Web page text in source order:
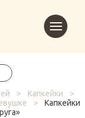
в
корзину
> Капкейки
>
>
Капкейки